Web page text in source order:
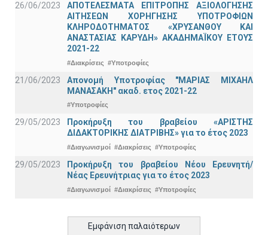
26/06/2023
ΑΠΟΤΕΛΕΣΜΑΤΑ ΕΠΙΤΡΟΠΗΣ ΑΞΙΟΛΟΓΗΣΗΣ
ΑΙΤΗΣΕΩΝ ΧΟΡΗΓΗΣΗΣ ΥΠΟΤΡΟΦΙΩΝ
ΚΛΗΡΟΔΟΤΗΜΑΤΟΣ «ΧΡΥΣΑΝΘΟΥ ΚΑΙ
ΑΝΑΣΤΑΣΙΑΣ ΚΑΡΥΔΗ» ΑΚΑΔΗΜΑΪΚΟΥ ΕΤΟΥΣ
2021-22
#Διακρίσεις #Υποτροφίες
21/06/2023
Απονομή Υποτροφίας "ΜΑΡΙΑΣ ΜΙΧΑΗΛ
ΜΑΝΑΣΑΚΗ" ακαδ. ετος 2021-22
#Υποτροφίες
29/05/2023
Προκήρυξη του βραβείου «ΑΡΙΣΤΗΣ
ΔΙΔΑΚΤΟΡΙΚΗΣ ΔΙΑΤΡΙΒΗΣ» για το έτος 2023
#Διαγωνισμοί #Διακρίσεις #Υποτροφίες
29/05/2023
Προκήρυξη του βραβείου Νέου Ερευνητή/
Νέας Ερευνήτριας για το έτος 2023
#Διαγωνισμοί #Διακρίσεις #Υποτροφίες
Εμφάνιση παλαιότερων